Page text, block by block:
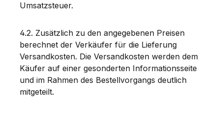
Umsatzsteuer.
4.2. Zusätzlich zu den angegebenen Preisen
berechnet der Verkäufer für die Lieferung
Versandkosten. Die Versandkosten werden dem
Käufer auf einer gesonderten Informationsseite
und im Rahmen des Bestellvorgangs deutlich
mitgeteilt.